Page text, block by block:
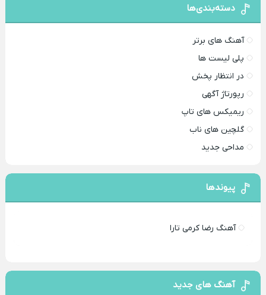
دسته‌بندی‌ها
آهنگ های برتر
پلی لیست ها
در انتظار پخش
رپورتاژ آگهی
ریمیکس های تاپ
گلچین های ناب
مداحی جدید
پیوندها
آهنگ رضا کرمی تارا
آهنگ های جدید